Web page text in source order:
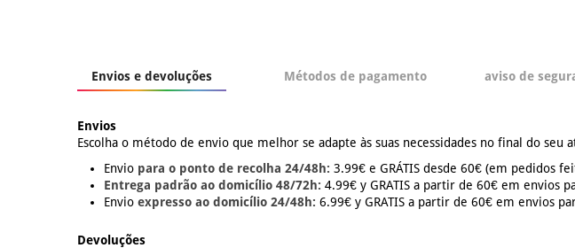
Envios e devoluções Métodos de pagamento aviso de
Envios
Escolha o método de envio que melhor se adapte às suas necessidades no final do seu
Envio para o ponto de recolha 24/48h: 3.99€ e GRÁTIS desde 60€ (em pedidos
Entrega padrão ao domicílio 48/72h: 4.99€ y GRATIS a partir de 60€ em envios
Envio expresso ao domicílio 24/48h: 6.99€ y GRATIS a partir de 60€ em envios
Devoluções